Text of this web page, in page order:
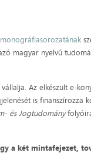
magyar nyelvű
Az elkészült e-
is finanszírozza
és Jogtudomány
a két mintafejezet,